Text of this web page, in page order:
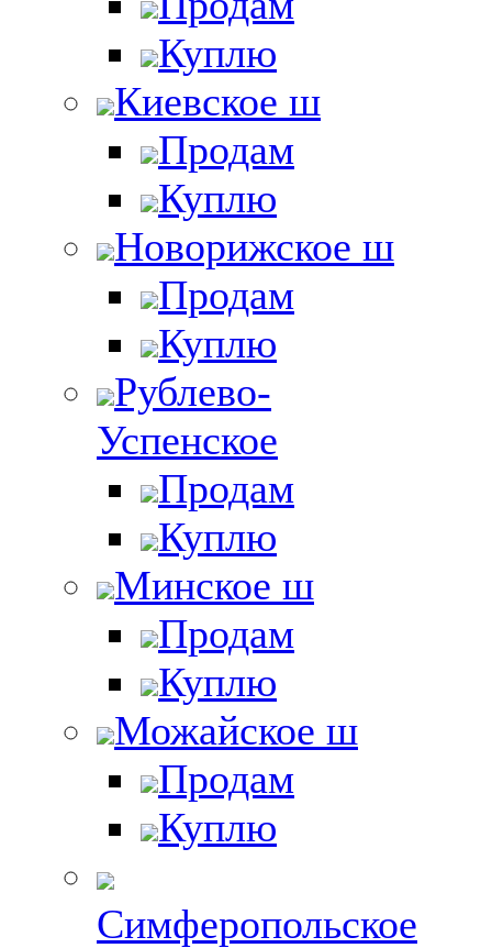
Куплю
Киевское ш
Продам
Куплю
Новорижское ш
Продам
Куплю
Рублево-
Успенское
Продам
Куплю
Минское ш
Продам
Куплю
Можайское ш
Продам
Куплю
Симферопольское